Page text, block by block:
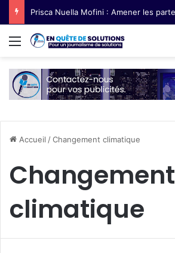
Menu
Accueil /Changement climatique
Changement
climatique